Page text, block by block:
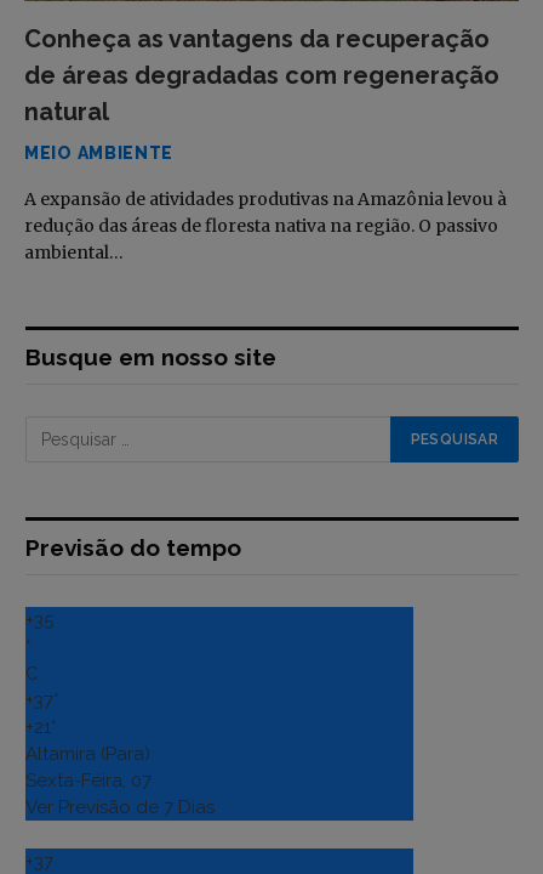
Conheça as vantagens da recuperação
de áreas degradadas com regeneração
natural
MEIO AMBIENTE
A expansão de atividades produtivas na Amazônia levou à
redução das áreas de floresta nativa na região. O passivo
ambiental…
Busque em nosso site
Previsão do tempo
+35
°
C
+37°
+21°
Altamira (Para)
Sexta-Feira, 07
Ver Previsão de 7 Dias
+37